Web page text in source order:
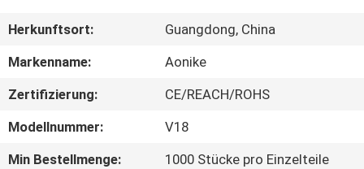
ÜBER
UNS
FABRIK-
AUSFLUG
Herkunftsort:
Guangdong, China
Markenname:
Aonike
Zertifizierung:
CE/REACH/ROHS
Modellnummer:
V18
Min Bestellmenge:
1000 Stücke pro Einzelteile